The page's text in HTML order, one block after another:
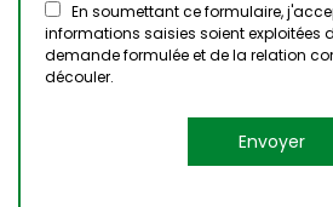
En soumettant ce formulaire,
informations saisies soient exploitées
demande formulée et de la relation
découler.